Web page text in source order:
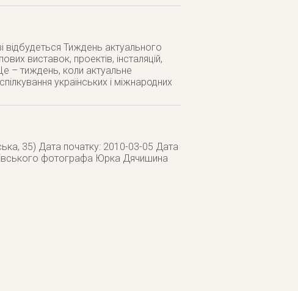
відбудеться Тиждень актуального
виставок, проектів, інсталяцій,
– тиждень, коли актуальне
українських і міжнародних
35) Дата початку: 2010-03-05 Дата
фотографа Юрка Дячишина